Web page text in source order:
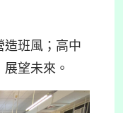
造班風；高中
望未來。